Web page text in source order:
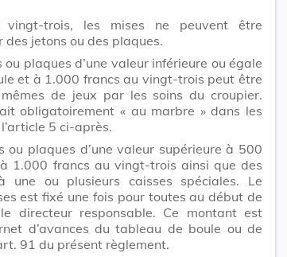
trois, les mises ne peuvent être
jetons ou des plaques.
plaques d’une valeur inférieure ou égale
et à 1.000 francs au vingt-trois peut être
de jeux par les soins du croupier.
obligatoirement « au marbre » dans les
5 ci-après.
ou plaques d’une valeur supérieure à 500
1.000 francs au vingt-trois ainsi que des
une ou plusieurs caisses spéciales. Le
est fixé une fois pour toutes au début de
directeur responsable. Ce montant est
d’avances du tableau de boule ou de
91 du présent règlement.